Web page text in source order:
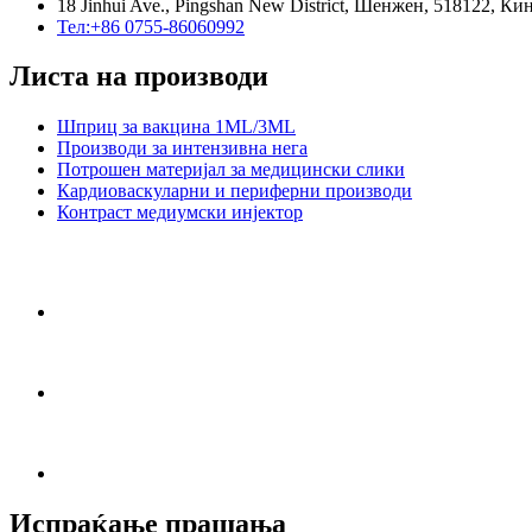
18 Jinhui Ave., Pingshan New District, Шенжен, 518122,
Тел:+86 0755-86060992
Листа на производи
Шприц за вакцина 1ML/3ML
Производи за интензивна нега
Потрошен материјал за медицински слики
Кардиоваскуларни и периферни производи
Контраст медиумски инјектор
Испраќање прашања